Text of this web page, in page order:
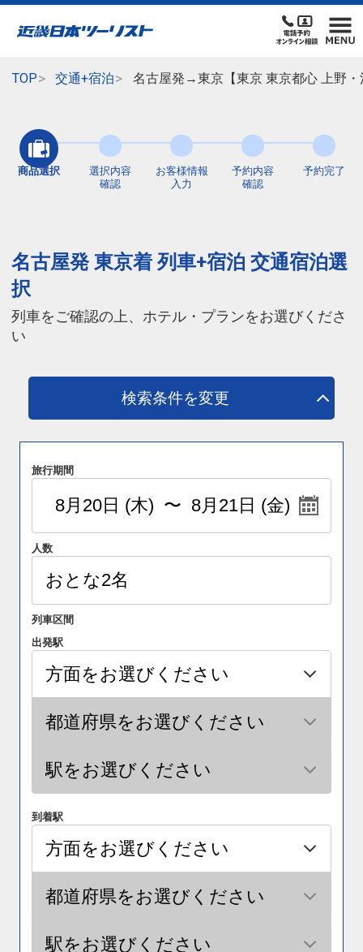
TOP 交通+宿泊 名古屋発→東京【東京 東京都心 上野
商品選択
選択内容
確認
お客様情報
入力
予約内容
確認
予約完了
名古屋発 東京着 列車+宿泊 交通宿泊選
択
列車をご確認の上、ホテル・プランをお選びくださ
い
検索条件を変更
旅行期間
人数
列車区間
出発駅
到着駅